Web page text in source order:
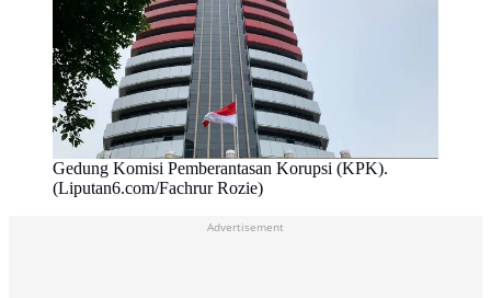
Gedung Komisi Pemberantasan Korupsi (KPK).
(Liputan6.com/Fachrur Rozie)
Advertisement